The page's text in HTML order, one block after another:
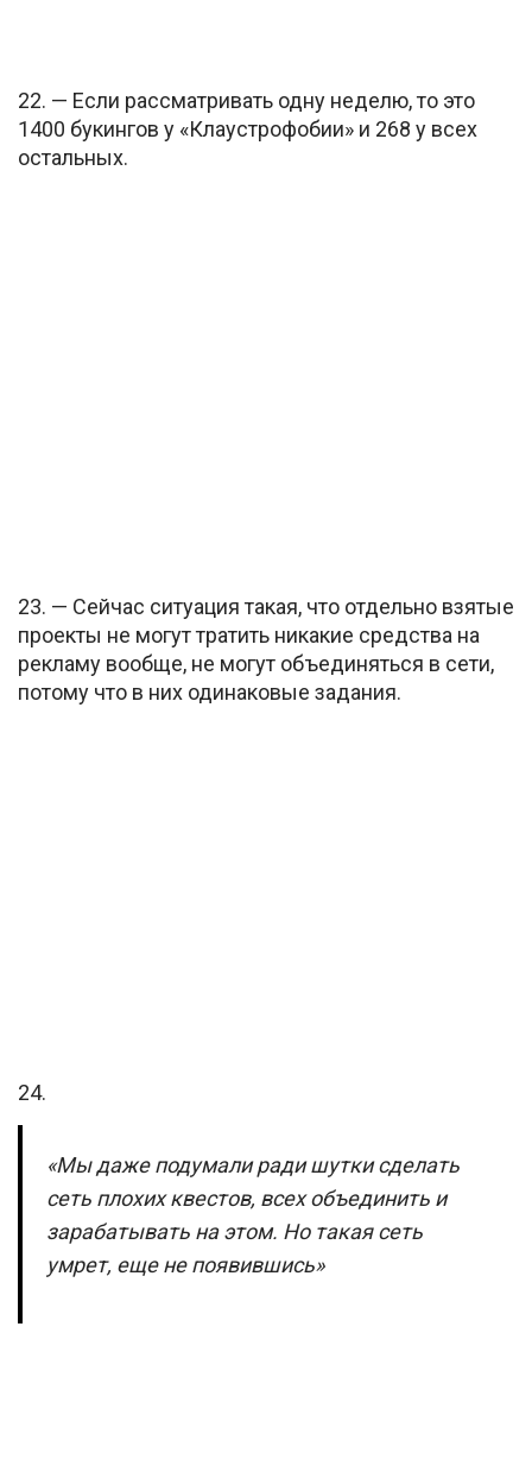
22. — Если рассматривать одну неделю, то это
1400 букингов у «Клаустрофобии» и 268 у всех
остальных.
23. — Сейчас ситуация такая, что отдельно взятые
проекты не могут тратить никакие средства на
рекламу вообще, не могут объединяться в сети,
потому что в них одинаковые задания.
24.
«Мы даже подумали ради шутки сделать
сеть плохих квестов, всех объединить и
зарабатывать на этом. Но такая сеть
умрет, еще не появившись»